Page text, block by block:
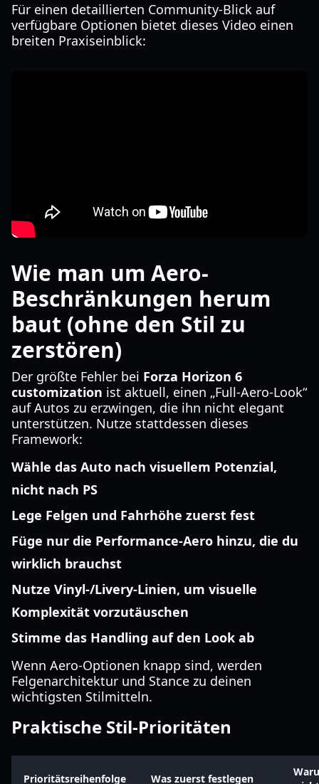
Für einen detaillierten Community-Blick auf
verfügbare Optionen bietet dieses Video einen
breiten Praxiseinblick:
Wie man um Aero-
Beschränkungen herum
baut (ohne den Stil zu
zerstören)
Der größte Fehler bei Forza Horizon 6
customization ist aktuell, einen „Full-Aero-Look“
auf Autos zu erzwingen, die ihn nicht elegant
unterstützen. Nutze stattdessen dieses
Framework:
Wähle das Auto nach visuellem Potenzial,
nicht nach PS
Lege Felgen und Fahrhöhe zuerst fest
Füge nur die Performance-Aero hinzu, die du
wirklich brauchst
Nutze Vinyl-/Livery-Linien, um visuelle
Komplexität vorzutäuschen
Stimme das Handling auf den Look ab
Wenn Aero-Optionen knapp sind, werden
Felgenarchitektur und Stance zu deinen
wichtigsten Stilmitteln.
Praktische Stil-Prioritäten
Prioritätsreihenfolge Was zuerst festlegen